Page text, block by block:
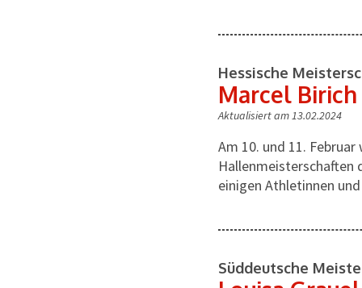
Hessische
Marcel
Aktualisiert am 13.02.2024
Am 10. und 11.
Hallenmeisterschaften
einigen Athletinnen
Süddeutsche